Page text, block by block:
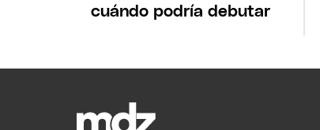
cuándo podría debutar